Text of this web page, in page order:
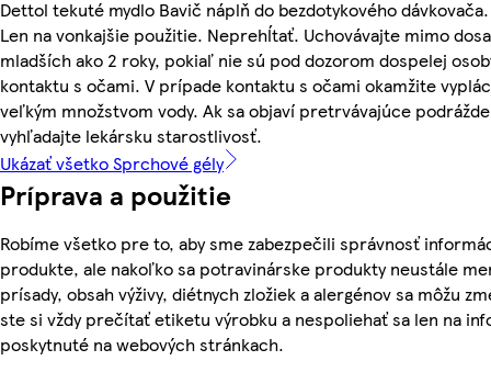
Dettol tekuté mydlo Bavič náplň do bezdotykového dávkovača.
Len na vonkajšie použitie. Neprehĺtať. Uchovávajte mimo
mladších ako 2 roky, pokiaľ nie sú pod dozorom dospelej
kontaktu s očami. V prípade kontaktu s očami okamžite
veľkým množstvom vody. Ak sa objaví pretrvávajúce
vyhľadajte lekársku starostlivosť.
Ukázať všetko Sprchové gély
Príprava a použitie
Robíme všetko pre to, aby sme zabezpečili správnosť
produkte, ale nakoľko sa potravinárske produkty neustále
prísady, obsah výživy, diétnych zložiek a alergénov sa môžu
ste si vždy prečítať etiketu výrobku a nespoliehať sa len na
poskytnuté na webových stránkach.